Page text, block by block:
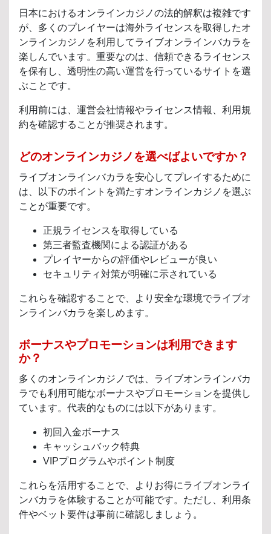
日本におけるオンラインカジノの法的解釈は複雑です
が、多くのプレイヤーは海外ライセンスを取得したオ
ンラインカジノを利用してライブオンラインバカラを
楽しんでいます。重要なのは、信頼できるライセンス
を保有し、透明性の高い運営を行っているサイトを選
ぶことです。
利用前には、運営会社情報やライセンス情報、利用規
約を確認することが推奨されます。
どのオンラインカジノを選べばよいですか？
ライブオンラインバカラを安心してプレイするために
は、以下のポイントを満たすオンラインカジノを選ぶ
ことが重要です。
正規ライセンスを取得している
第三者監査機関による認証がある
プレイヤーからの評価やレビューが良い
セキュリティ対策が明確に示されている
これらを確認することで、より安全な環境でライブオ
ンラインバカラを楽しめます。
ボーナスやプロモーションは利用できます
か？
多くのオンラインカジノでは、ライブオンラインバカ
ラでも利用可能なボーナスやプロモーションを提供し
ています。代表的なものには以下があります。
初回入金ボーナス
キャッシュバック特典
VIPプログラムやポイント制度
これらを活用することで、よりお得にライブオンライ
ンバカラを体験することが可能です。ただし、利用条
件やベット要件は事前に確認しましょう。